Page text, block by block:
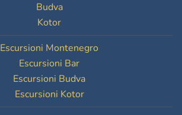
Budva
Kotor
Escursioni Montenegro
Escursioni Bar
Escursioni Budva
Escursioni Kotor